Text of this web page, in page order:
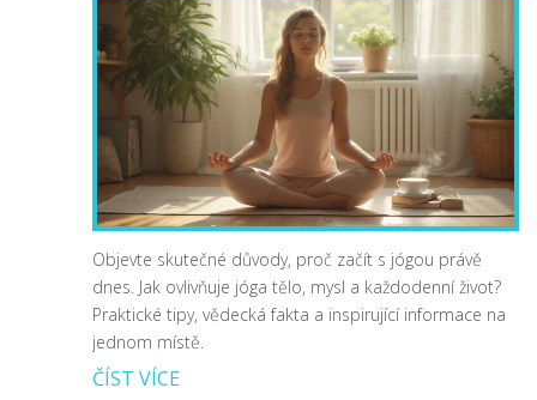
Objevte skutečné důvody, proč začít s jógou právě
dnes. Jak ovlivňuje jóga tělo, mysl a každodenní život?
Praktické tipy, vědecká fakta a inspirující informace na
jednom místě.
ČÍST VÍCE